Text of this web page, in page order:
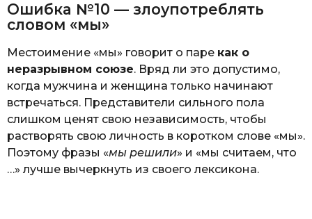
Ошибка №10 — злоупотреблять
словом «мы»
Местоимение «мы» говорит о паре как о
неразрывном союзе. Вряд ли это допустимо,
когда мужчина и женщина только начинают
встречаться. Представители сильного пола
слишком ценят свою независимость, чтобы
растворять свою личность в коротком слове «мы».
Поэтому фразы «мы решили» и «мы считаем, что
…» лучше вычеркнуть из своего лексикона.